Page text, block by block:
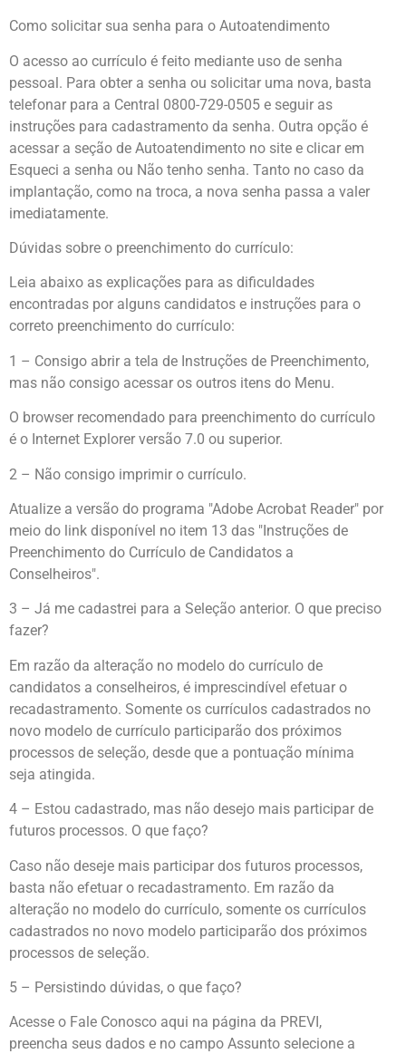
Como solicitar sua senha para o Autoatendimento
O acesso ao currículo é feito mediante uso de senha
pessoal. Para obter a senha ou solicitar uma nova, basta
telefonar para a Central 0800-729-0505 e seguir as
instruções para cadastramento da senha. Outra opção é
acessar a seção de Autoatendimento no site e clicar em
Esqueci a senha ou Não tenho senha. Tanto no caso da
implantação, como na troca, a nova senha passa a valer
imediatamente.
Dúvidas sobre o preenchimento do currículo:
Leia abaixo as explicações para as dificuldades
encontradas por alguns candidatos e instruções para o
correto preenchimento do currículo:
1 – Consigo abrir a tela de Instruções de Preenchimento,
mas não consigo acessar os outros itens do Menu.
O browser recomendado para preenchimento do currículo
é o Internet Explorer versão 7.0 ou superior.
2 – Não consigo imprimir o currículo.
Atualize a versão do programa "Adobe Acrobat Reader" por
meio do link disponível no item 13 das "Instruções de
Preenchimento do Currículo de Candidatos a
Conselheiros".
3 – Já me cadastrei para a Seleção anterior. O que preciso
fazer?
Em razão da alteração no modelo do currículo de
candidatos a conselheiros, é imprescindível efetuar o
recadastramento. Somente os currículos cadastrados no
novo modelo de currículo participarão dos próximos
processos de seleção, desde que a pontuação mínima
seja atingida.
4 – Estou cadastrado, mas não desejo mais participar de
futuros processos. O que faço?
Caso não deseje mais participar dos futuros processos,
basta não efetuar o recadastramento. Em razão da
alteração no modelo do currículo, somente os currículos
cadastrados no novo modelo participarão dos próximos
processos de seleção.
5 – Persistindo dúvidas, o que faço?
Acesse o Fale Conosco aqui na página da PREVI,
preencha seus dados e no campo Assunto selecione a